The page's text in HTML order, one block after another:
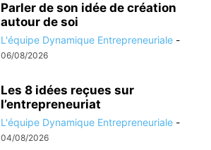
Parler de son idée de création
autour de soi
L'équipe Dynamique Entrepreneuriale -
06/08/2026
Les 8 idées reçues sur
l’entrepreneuriat
L'équipe Dynamique Entrepreneuriale -
04/08/2026